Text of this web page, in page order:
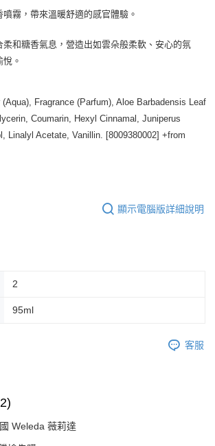
含以上)免運費
含以上)免運費
含以上)免運費
霧，帶來溫暖舒適的感官體驗。
和糖香氣息，營造出如雲朵般柔軟、安心的氛
。
Fragrance (Parfum), Aloe Barbadensis Leaf
Coumarin, Hexyl Cinnamal, Juniperus
Linalyl Acetate, Vanillin. [8009380002] +from
顯示電腦版詳細說明
2
95ml
客服
Weleda 薇莉達